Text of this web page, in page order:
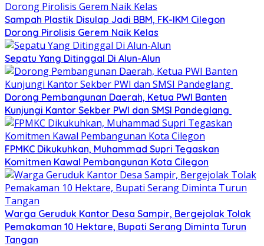
Sampah Plastik Disulap Jadi BBM, FK-IKM Cilegon
Dorong Pirolisis Gerem Naik Kelas
Sepatu Yang Ditinggal Di Alun-Alun
Dorong Pembangunan Daerah, Ketua PWI Banten
Kunjungi Kantor Sekber PWI dan SMSI Pandeglang
FPMKC Dikukuhkan, Muhammad Supri Tegaskan
Komitmen Kawal Pembangunan Kota Cilegon
Warga Geruduk Kantor Desa Sampir, Bergejolak Tolak
Pemakaman 10 Hektare, Bupati Serang Diminta Turun
Tangan